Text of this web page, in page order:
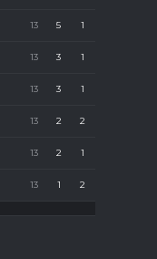
13 5 1
13 3 1
13 3 1
13 2 2
13 2 1
13 1 2